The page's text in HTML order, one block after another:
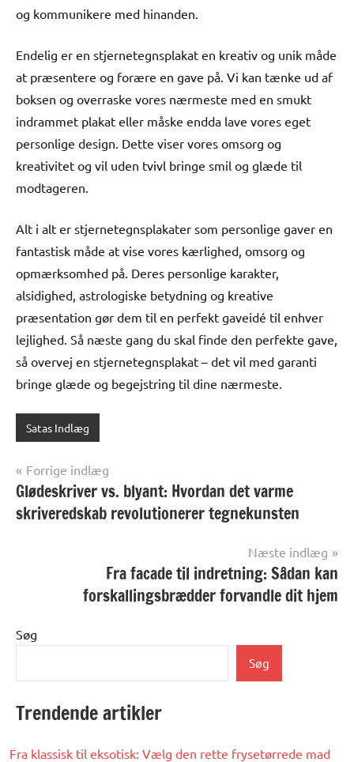
og kommunikere med hinanden.
Endelig er en stjernetegnsplakat en kreativ og unik måde
at præsentere og forære en gave på. Vi kan tænke ud af
boksen og overraske vores nærmeste med en smukt
indrammet plakat eller måske endda lave vores eget
personlige design. Dette viser vores omsorg og
kreativitet og vil uden tvivl bringe smil og glæde til
modtageren.
Alt i alt er stjernetegnsplakater som personlige gaver en
fantastisk måde at vise vores kærlighed, omsorg og
opmærksomhed på. Deres personlige karakter,
alsidighed, astrologiske betydning og kreative
præsentation gør dem til en perfekt gaveidé til enhver
lejlighed. Så næste gang du skal finde den perfekte gave,
så overvej en stjernetegnsplakat – det vil med garanti
bringe glæde og begejstring til dine nærmeste.
Satas Indlæg
Indlægsnavigation
Forrige indlæg
Glødeskriver vs. blyant: Hvordan det varme
skriveredskab revolutionerer tegnekunsten
Næste indlæg
Fra facade til indretning: Sådan kan
forskallingsbrædder forvandle dit hjem
Søg
Søg
Trendende artikler
Fra klassisk til eksotisk: Vælg den rette frysetørrede mad